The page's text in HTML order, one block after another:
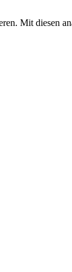
Mit diesen